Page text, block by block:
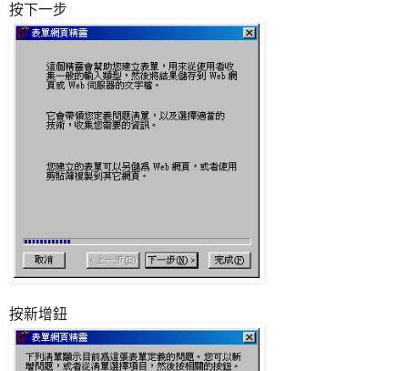
按下一步
按新增鈕